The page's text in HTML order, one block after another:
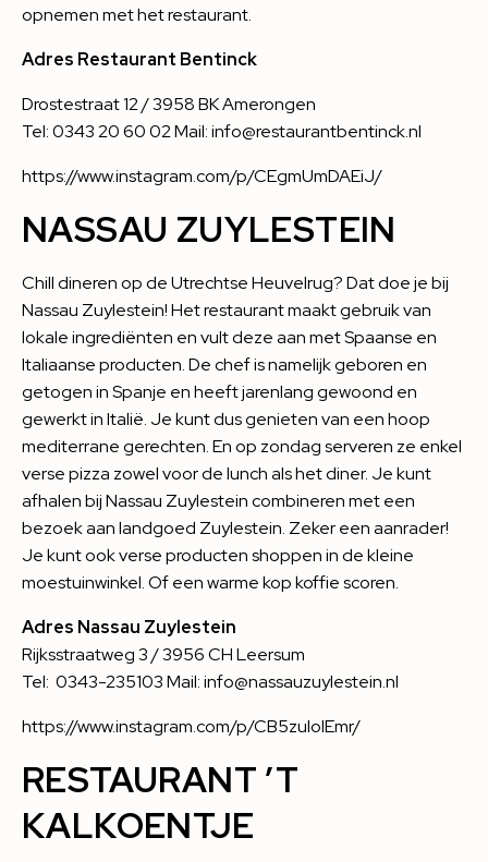
opnemen met het restaurant.
Adres Restaurant Bentinck
Drostestraat 12 / 3958 BK Amerongen
Tel: 0343 20 60 02 Mail: info@restaurantbentinck.nl
https://www.instagram.com/p/CEgmUmDAEiJ/
NASSAU ZUYLESTEIN
Chill dineren op de Utrechtse Heuvelrug? Dat doe je bij
Nassau Zuylestein! Het restaurant maakt gebruik van
lokale ingrediënten en vult deze aan met Spaanse en
Italiaanse producten. De chef is namelijk geboren en
getogen in Spanje en heeft jarenlang gewoond en
gewerkt in Italië. Je kunt dus genieten van een hoop
mediterrane gerechten. En op zondag serveren ze enkel
verse pizza zowel voor de lunch als het diner. Je kunt
afhalen bij Nassau Zuylestein combineren met een
bezoek aan landgoed Zuylestein. Zeker een aanrader!
Je kunt ook verse producten shoppen in de kleine
moestuinwinkel. Of een warme kop koffie scoren.
Adres Nassau Zuylestein
Rijksstraatweg 3 / 3956 CH Leersum
Tel: 0343-235103 Mail: info@nassauzuylestein.nl
https://www.instagram.com/p/CB5zulolEmr/
RESTAURANT ’T
KALKOENTJE